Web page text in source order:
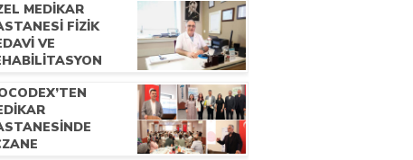
MEDİKAR
FİZİK
VE
ÇATALBAŞ
RÖPORTAJ